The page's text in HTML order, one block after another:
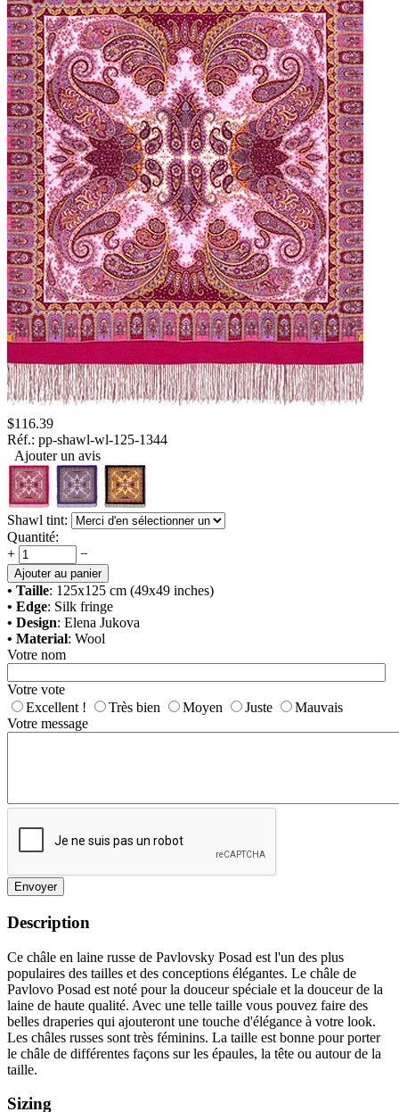
$116.39
Réf.: pp-shawl-wl-125-1344
Ajouter un avis
Shawl tint:
Quantité:
+
−
Ajouter au panier
• Taille: 125x125 cm (49x49 inches)
• Edge: Silk fringe
• Design: Elena Jukova
• Material: Wool
Votre nom
Votre vote
Excellent !
Très bien Moyen Juste
Mauvais
Votre message
Envoyer
Description
Ce châle en laine russe de Pavlovsky Posad est l'un des plus
populaires des tailles et des conceptions élégantes. Le châle de
Pavlovo Posad est noté pour la douceur spéciale et la douceur de la
laine de haute qualité. Avec une telle taille vous pouvez faire des
belles draperies qui ajouteront une touche d'élégance à votre look.
Les châles russes sont très féminins. La taille est bonne pour porter
le châle de différentes façons sur les épaules, la tête ou autour de la
taille.
Sizing